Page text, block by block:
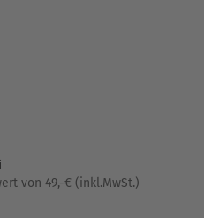
von 49,-€ (inkl.MwSt.)